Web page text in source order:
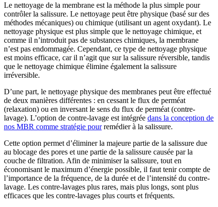
Le nettoyage de la membrane est la méthode la plus simple pour
contrôler la salissure. Le nettoyage peut être physique (basé sur des
méthodes mécaniques) ou chimique (utilisant un agent oxydant). Le
nettoyage physique est plus simple que le nettoyage chimique, et
comme il n’introduit pas de substances chimiques, la membrane
n’est pas endommagée. Cependant, ce type de nettoyage physique
est moins efficace, car il n’agit que sur la salissure réversible, tandis
que le nettoyage chimique élimine également la salissure
irréversible.
D’une part, le nettoyage physique des membranes peut être effectué
de deux manières différentes : en cessant le flux de perméat
(relaxation) ou en inversant le sens du flux de perméat (contre-
lavage). L’option de contre-lavage est intégrée dans la conception de
nos MBR comme stratégie pourremédier à la salissure.
Cette option permet d’éliminer la majeure partie de la salissure due
au blocage des pores et une partie de la salissure causée par la
couche de filtration. Afin de minimiser la salissure, tout en
économisant le maximum d’énergie possible, il faut tenir compte de
l’importance de la fréquence, de la durée et de l’intensité du contre-
lavage. Les contre-lavages plus rares, mais plus longs, sont plus
efficaces que les contre-lavages plus courts et fréquents.